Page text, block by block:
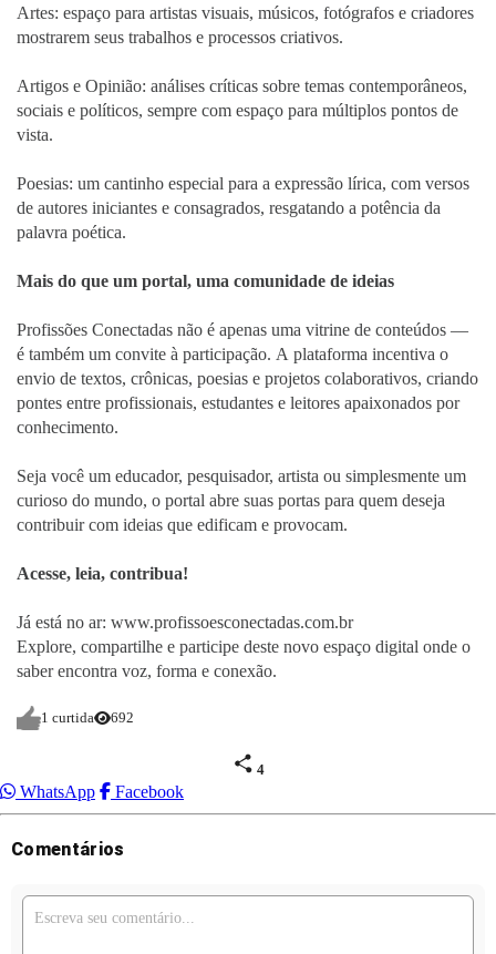
Artes: espaço para artistas visuais, músicos, fotógrafos e criadores
mostrarem seus trabalhos e processos criativos.
Artigos e Opinião: análises críticas sobre temas contemporâneos,
sociais e políticos, sempre com espaço para múltiplos pontos de
vista.
Poesias: um cantinho especial para a expressão lírica, com versos
de autores iniciantes e consagrados, resgatando a potência da
palavra poética.
Mais do que um portal, uma comunidade de ideias
Profissões Conectadas não é apenas uma vitrine de conteúdos —
é também um convite à participação. A plataforma incentiva o
envio de textos, crônicas, poesias e projetos colaborativos, criando
pontes entre profissionais, estudantes e leitores apaixonados por
conhecimento.
Seja você um educador, pesquisador, artista ou simplesmente um
curioso do mundo, o portal abre suas portas para quem deseja
contribuir com ideias que edificam e provocam.
Acesse, leia, contribua!
Já está no ar: www.profissoesconectadas.com.br
Explore, compartilhe e participe deste novo espaço digital onde o
saber encontra voz, forma e conexão.
1 curtida 692
4
WhatsApp Facebook
Comentários